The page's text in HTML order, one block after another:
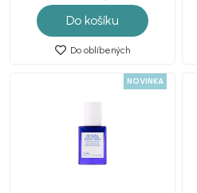
Do košíku
Do oblíbených
NOVINKA